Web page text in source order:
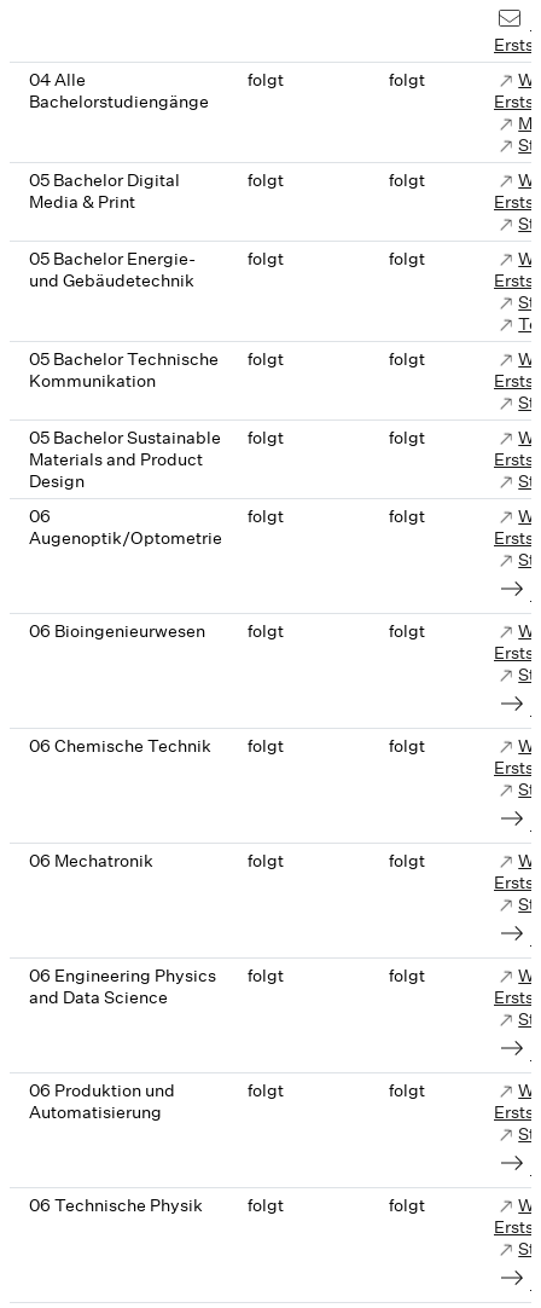
04 Alle
Bachelorstudiengänge
folgt folgt
05 Bachelor Digital
Media & Print
folgt folgt
05 Bachelor Energie-
und Gebäudetechnik
folgt folgt
05 Bachelor Technische
Kommunikation
folgt folgt
05 Bachelor Sustainable
Materials and Product
Design
folgt folgt
06
Augenoptik/Optometrie
folgt folgt
06 Bioingenieurwesen
folgt folgt
06 Chemische Technik
folgt folgt
06 Mechatronik
folgt folgt
06 Engineering Physics
and Data Science
folgt folgt
06 Produktion und
Automatisierung
folgt folgt
06 Technische Physik
folgt folgt